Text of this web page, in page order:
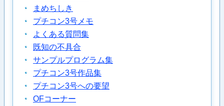
まめちしき
プチコン3号メモ
よくある質問集
既知の不具合
サンプルプログラム集
プチコン3号作品集
プチコン3号への要望
OFコーナー